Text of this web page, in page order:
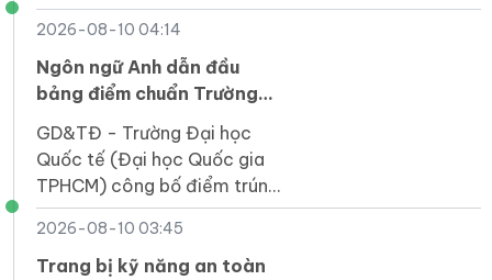
đợt 1 năm 2026 đối với 19
ngành đào tạo hệ chính quy.
2026-08-10 04:14
Ngôn ngữ Anh dẫn đầu
bảng điểm chuẩn Trường
Đại học Quốc tế
GD&TĐ - Trường Đại học
Quốc tế (Đại học Quốc gia
TPHCM) công bố điểm trúng
tuyển năm 2026 theo phương
thức xét tuyển tổng hợp đối
với 38 ngành đào tạo.
2026-08-10 03:45
Trang bị kỹ năng an toàn